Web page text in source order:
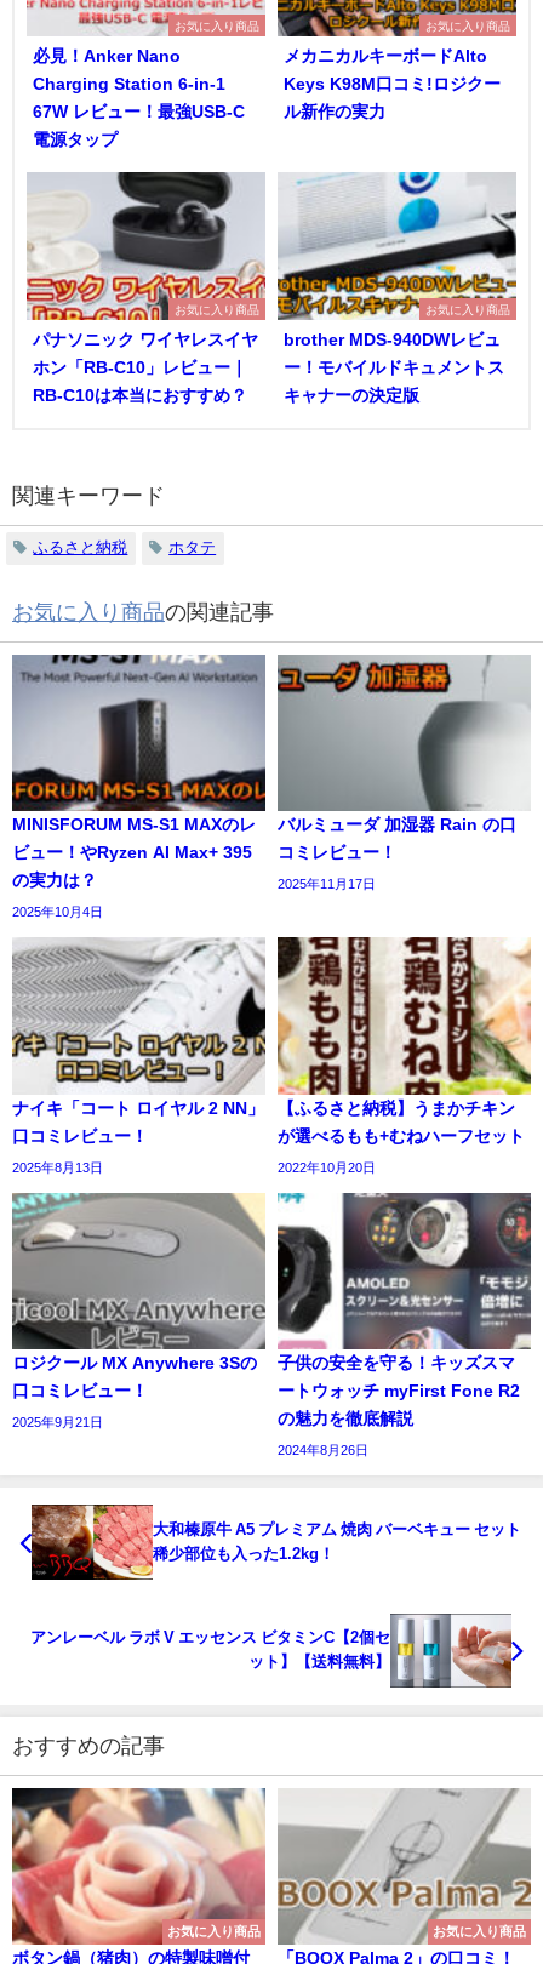
お気に入り商品
必見！Anker Nano
Charging Station 6-in-1
67W レビュー！最強USB-C
電源タップ
お気に入り商品
メカニカルキーボードAlto
Keys K98M口コミ!ロジクー
ル新作の実力
お気に入り商品
パナソニック ワイヤレスイヤ
ホン「RB-C10」レビュー｜
RB-C10は本当におすすめ？
お気に入り商品
brother MDS-940DWレビュ
ー！モバイルドキュメントス
キャナーの決定版
関連キーワード
ふるさと納税 ホタテ
お気に入り商品の関連記事
MINISFORUM MS-S1 MAXのレ
ビュー！やRyzen AI Max+ 395
の実力は？
2025年10月4日
バルミューダ 加湿器 Rain の口
コミレビュー！
2025年11月17日
ナイキ「コート ロイヤル 2 NN」
口コミレビュー！
2025年8月13日
【ふるさと納税】うまかチキン
が選べるもも+むねハーフセット
2022年10月20日
ロジクール MX Anywhere 3Sの
口コミレビュー！
2025年9月21日
子供の安全を守る！キッズスマ
ートウォッチ myFirst Fone R2
の魅力を徹底解説
2024年8月26日
大和榛原牛 A5 プレミアム 焼肉 バーベキュー セット
稀少部位も入った1.2kg！
アンレーベル ラボ V エッセンス ビタミンC【2個セ
ット】【送料無料】
おすすめの記事
お気に入り商品
ボタン鍋（猪肉）の特製味噌付
お気に入り商品
「BOOX Palma 2」の口コミ！